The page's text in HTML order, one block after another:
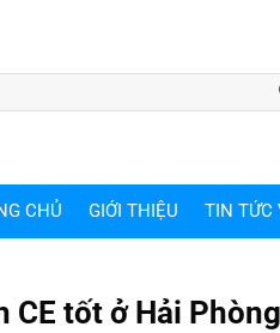
CHỦ GIỚI THIỆU TIN TỨC
CE tốt ở Hải